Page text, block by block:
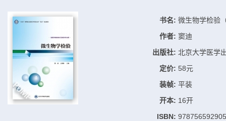
书名: 微生物学检验
作者: 窦迪
出版社: 北京大学医学
定价: 58元
装帧: 平装
开本: 16开
ISBN: